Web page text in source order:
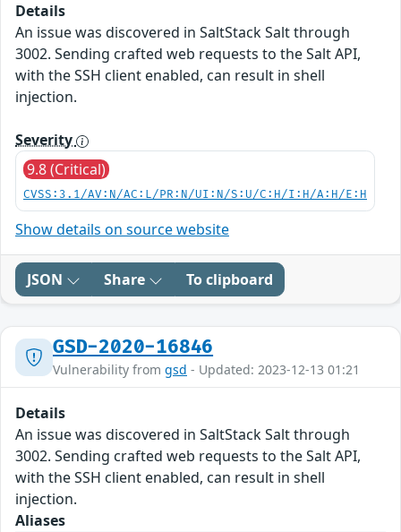
Details
An issue was discovered in SaltStack Salt through
3002. Sending crafted web requests to the Salt API,
with the SSH client enabled, can result in shell
injection.
Severity
9.8 (Critical)
CVSS:3.1/AV:N/AC:L/PR:N/UI:N/S:U/C:H/I:H/A:H/E:H
Show details on source website
JSON Share To clipboard
GSD-2020-16846
Vulnerability from gsd - Updated: 2023-12-13 01:21
Details
An issue was discovered in SaltStack Salt through
3002. Sending crafted web requests to the Salt API,
with the SSH client enabled, can result in shell
injection.
Aliases